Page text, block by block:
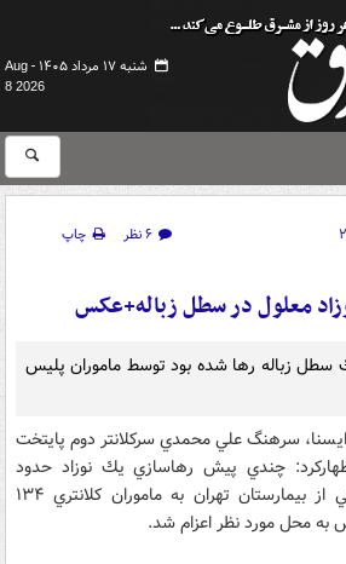
شنبه ۱۷ مرداد ۱۴۰۵ -
Aug
8 2026
۶ نظر
چاپ
معلول در سطل زباله+عکس
سطل زباله رها شده بود توسط ماموران پليس
سرهنگ علي محمدي سركلانتر دوم پايتخت
چندي پيش رهاسازي يك نوزاد حدود
هفت‌ماهه در محدوده يكي از بيمارستان تهران به ماموران كلانتري ۱۳۴
محل مورد نظر اعزام شد.